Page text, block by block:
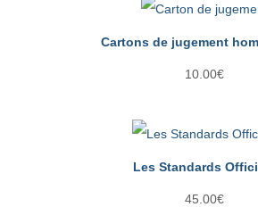
Cartons de jugement
10.00€
Les Standards
45.00€